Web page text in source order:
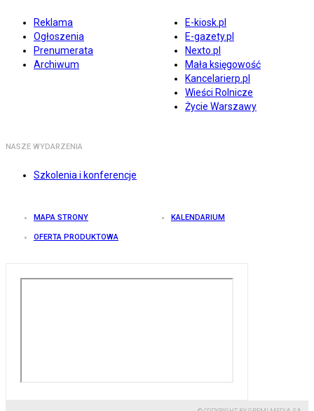
Reklama
Ogłoszenia
Prenumerata
Archiwum
E-kiosk.pl
E-gazety.pl
Nexto.pl
Mała księgowość
Kancelarierp.pl
Wieści Rolnicze
Życie Warszawy
NASZE WYDARZENIA
Szkolenia i konferencje
MAPA STRONY KALENDARIUM
OFERTA PRODUKTOWA